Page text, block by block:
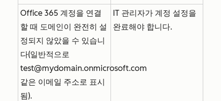
Office 365 계정을 연결
할 때 도메인이 완전히 설
정되지 않았을 수 있습니
다(일반적으로
test@mydomain.onmicrosoft.com
같은 이메일 주소로 표시
됨).
IT 관리자가 계정 설정을
완료해야 합니다.